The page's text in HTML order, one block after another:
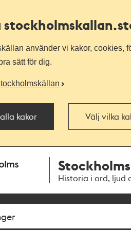
stockholmskallan
använder vi kakor, cookies,
sätt för dig.
kakor Välj vilka
Historia i ord, ljud